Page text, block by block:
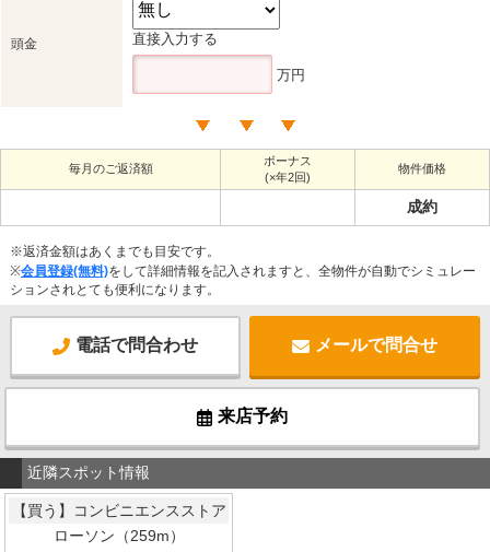
頭金 直接入力する
万円
毎月のご返済額
ボーナス
(×年2回)
物件価格
成約
※返済金額はあくまでも目安です。
※会員登録(無料)をして詳細情報を記入されますと、全物件が自動でシミュレー
ションされとても便利になります。
電話で問合わせ メールで問合せ
来店予約
近隣スポット情報
【買う】コンビニエンスストア
ローソン（259m）